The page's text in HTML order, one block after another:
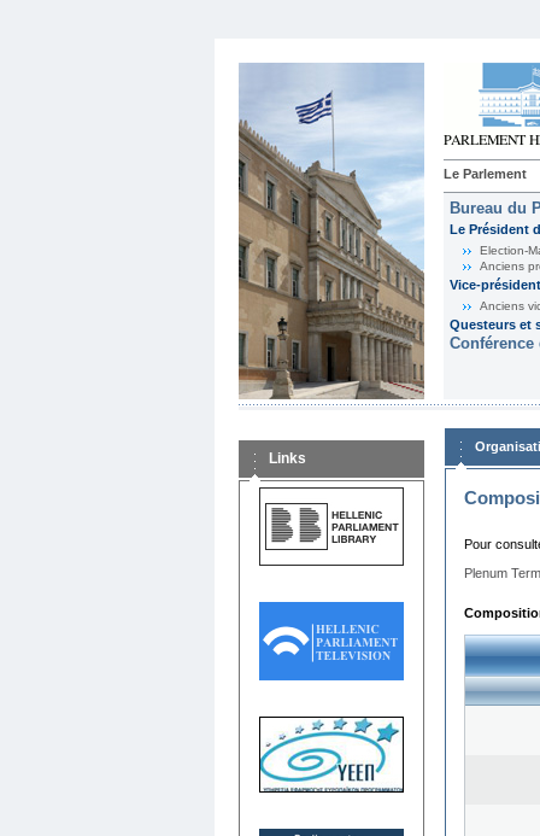
Le Parlement
Bureau du
Le Président
Election-
Anciens
Vice-
Anciens
Questeurs et
Links
Pour
Plenum